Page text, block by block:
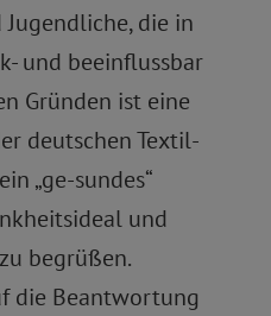
die in
und beeinflussbar
Gründen ist eine
deutschen Textil-
„ge-sundes“
und
begrüßen.
die Beantwortung